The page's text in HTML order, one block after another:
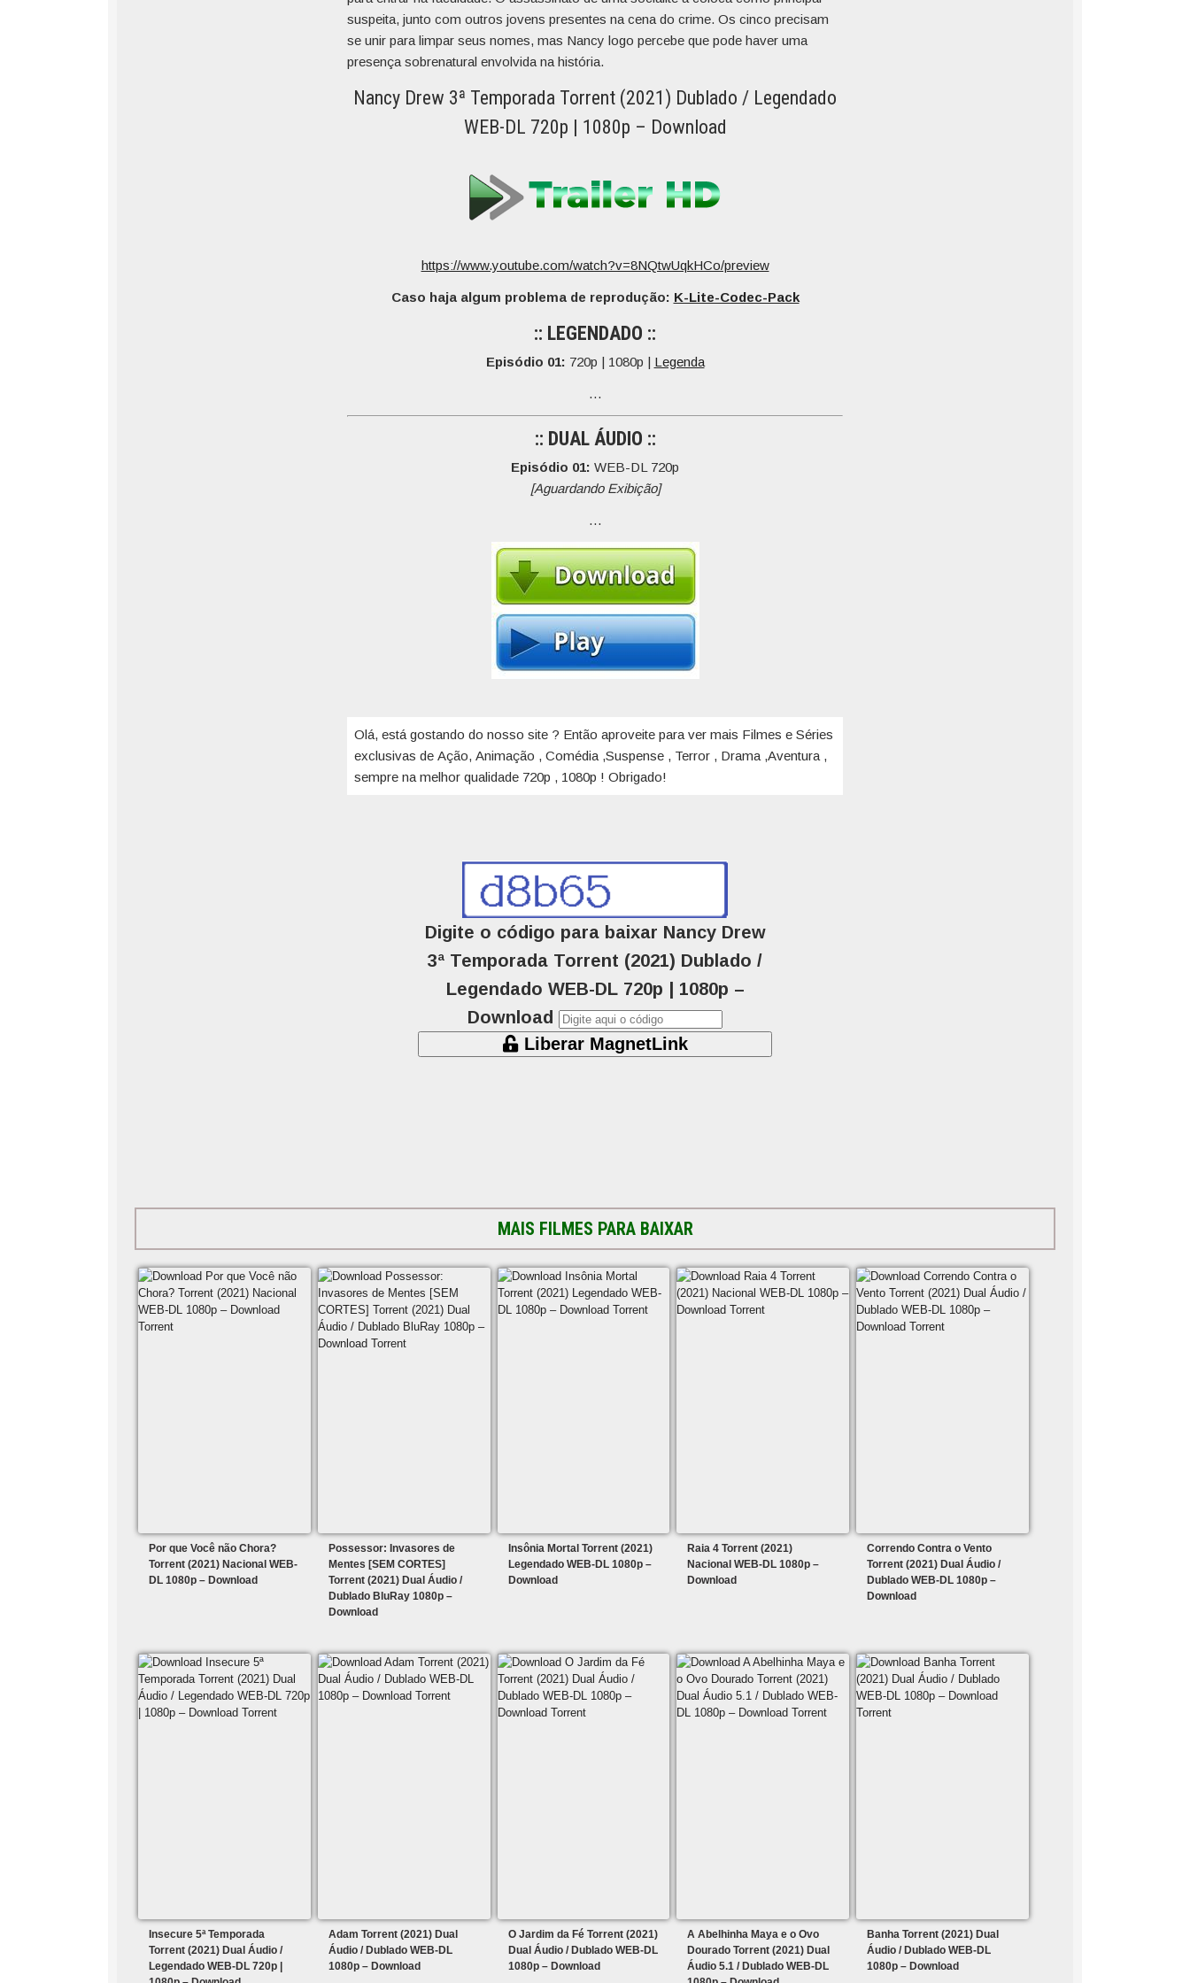
suspeita, junto com outros jovens presentes na cena do crime. Os cinco precisam
se unir para limpar seus nomes, mas Nancy logo percebe que pode haver uma
presença sobrenatural envolvida na história.
Nancy Drew 3ª Temporada Torrent (2021) Dublado / Legendado
WEB-DL 720p | 1080p – Download
https://www.youtube.com/watch?v=8NQtwUqkHCo/preview
Caso haja algum problema de reprodução: K-Lite-Codec-Pack
:: LEGENDADO ::
Episódio 01: 720p | 1080p | Legenda
…
:: DUAL ÁUDIO ::
Episódio 01: WEB-DL 720p
[Aguardando Exibição]
…
Olá, está gostando do nosso site ? Então aproveite para ver mais Filmes e Séries
exclusivas de Ação, Animação , Comédia ,Suspense , Terror , Drama ,Aventura ,
sempre na melhor qualidade 720p , 1080p ! Obrigado!
Digite o código para baixar Nancy Drew
3ª Temporada Torrent (2021) Dublado /
Legendado WEB-DL 720p | 1080p –
Download
Liberar MagnetLink
MAIS FILMES PARA BAIXAR
Por que Você não Chora?
Torrent (2021) Nacional WEB-
DL 1080p – Download
Possessor: Invasores de
Mentes [SEM CORTES]
Torrent (2021) Dual Áudio /
Dublado BluRay 1080p –
Download
Insônia Mortal Torrent (2021)
Legendado WEB-DL 1080p –
Download
Raia 4 Torrent (2021)
Nacional WEB-DL 1080p –
Download
Correndo Contra o Vento
Torrent (2021) Dual Áudio /
Dublado WEB-DL 1080p –
Download
Insecure 5ª Temporada
Torrent (2021) Dual Áudio /
Legendado WEB-DL 720p |
Adam Torrent (2021) Dual
Áudio / Dublado WEB-DL
1080p – Download
O Jardim da Fé Torrent (2021)
Dual Áudio / Dublado WEB-DL
1080p – Download
A Abelhinha Maya e o Ovo
Dourado Torrent (2021) Dual
Áudio 5.1 / Dublado WEB-DL
Banha Torrent (2021) Dual
Áudio / Dublado WEB-DL
1080p – Download